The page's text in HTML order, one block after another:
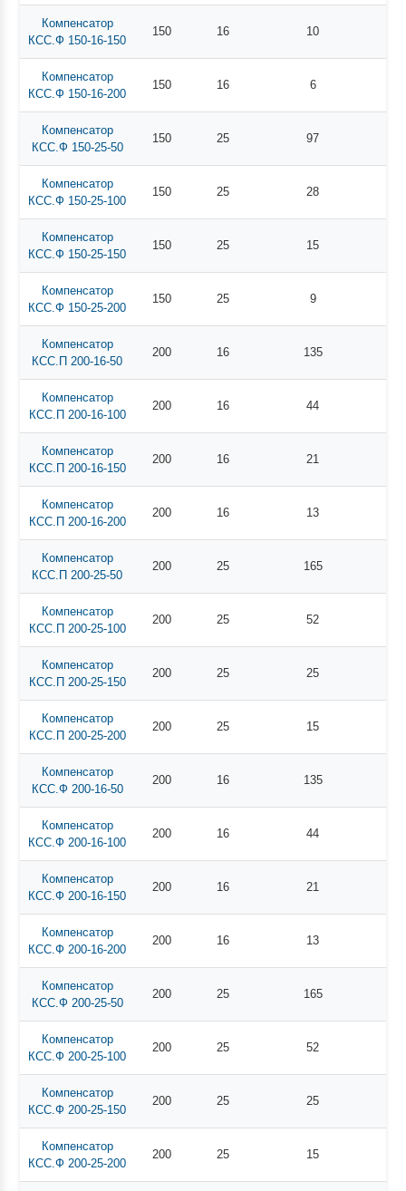
Компенсатор
КСС.Ф 150-16-150
150 16 10
Компенсатор
КСС.Ф 150-16-200
150 16 6
Компенсатор
КСС.Ф 150-25-50
150 25 97
Компенсатор
КСС.Ф 150-25-100
150 25 28
Компенсатор
КСС.Ф 150-25-150
150 25 15
Компенсатор
КСС.Ф 150-25-200
150 25 9
Компенсатор
КСС.П 200-16-50
200 16 135
Компенсатор
КСС.П 200-16-100
200 16 44
Компенсатор
КСС.П 200-16-150
200 16 21
Компенсатор
КСС.П 200-16-200
200 16 13
Компенсатор
КСС.П 200-25-50
200 25 165
Компенсатор
КСС.П 200-25-100
200 25 52
Компенсатор
КСС.П 200-25-150
200 25 25
Компенсатор
КСС.П 200-25-200
200 25 15
Компенсатор
КСС.Ф 200-16-50
200 16 135
Компенсатор
КСС.Ф 200-16-100
200 16 44
Компенсатор
КСС.Ф 200-16-150
200 16 21
Компенсатор
КСС.Ф 200-16-200
200 16 13
Компенсатор
КСС.Ф 200-25-50
200 25 165
Компенсатор
КСС.Ф 200-25-100
200 25 52
Компенсатор
КСС.Ф 200-25-150
200 25 25
Компенсатор
КСС.Ф 200-25-200
200 25 15